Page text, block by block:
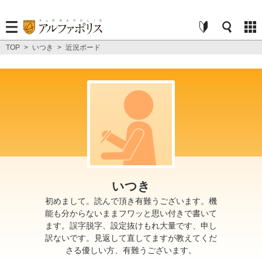
TOP > いつき > 近況ボード
いつき
初めまして。読んで頂き有難うございます。機
能も分からないままフワッと思い付きで書いて
ます。誤字脱字、設定抜けもれ大量です、申し
訳ないです。見返して直してますが教えてくだ
さる優しい方、有難うございます。